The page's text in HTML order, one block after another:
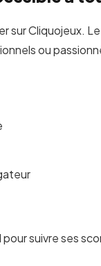
sur Cliquojeux.
ou
suivre ses